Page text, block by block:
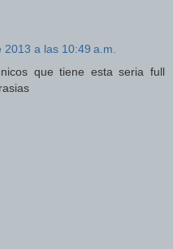
a las 10:49 a.m.
que tiene esta seria full